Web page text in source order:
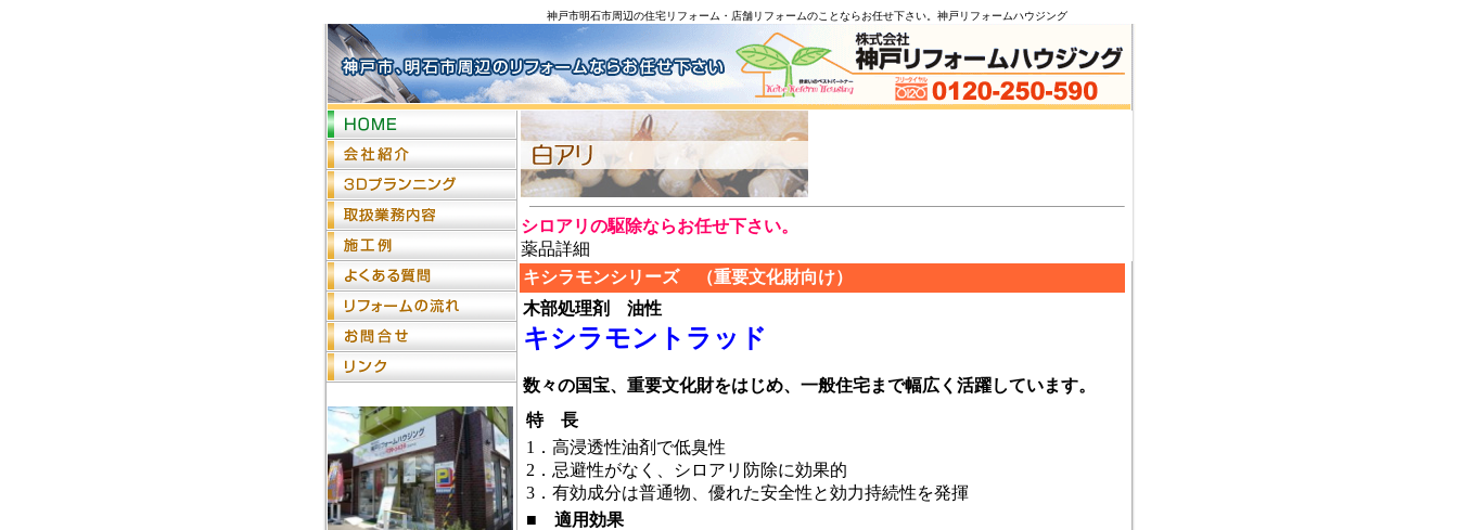
神戸市明石市周辺の住宅リフォーム・店舗リフォームのことならお任せ下さい。神戸リフォームハウジング
シロアリの駆除ならお任せ下さい。
薬品詳細
キシラモンシリーズ （重要文化財向け）
木部処理剤 油性
キシラモントラッド
数々の国宝、重要文化財をはじめ、一般住宅まで幅広く活躍しています。
特 長
1． 高浸透性油剤で低臭性
2． 忌避性がなく、シロアリ防除に効果的
3． 有効成分は普通物、優れた安全性と効力持続性を発揮
■ 適用効果